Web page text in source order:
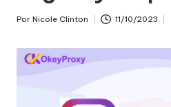
d
e
configuración
proxies,
raspado
Por Nicole Clinton 11/10/2023